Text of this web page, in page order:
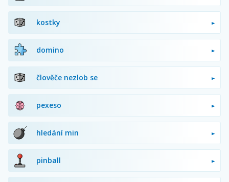
kostky
domino
člověče nezlob se
pexeso
hledání min
pinball